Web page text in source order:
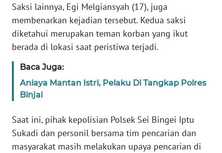
Saksi lainnya, Egi Melgiansyah (17), juga
membenarkan kejadian tersebut. Kedua saksi
diketahui merupakan teman korban yang ikut
berada di lokasi saat peristiwa terjadi.
Baca Juga:
Aniaya Mantan Istri, Pelaku Di Tangkap Polres
Binjai
Saat ini, pihak kepolisian Polsek Sei Bingei Iptu
Sukadi dan personil bersama tim pencarian dan
masyarakat masih melakukan upaya pencarian di
WN
SUMBAR
WN
SUMSEL
BENGKULU